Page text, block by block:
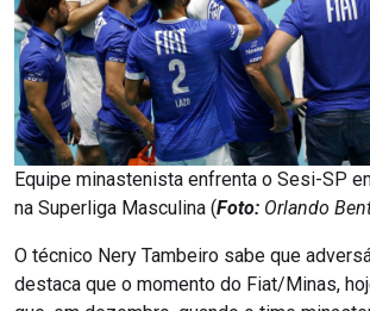
Equipe minastenista enfrenta o Sesi-SP
na Superliga Masculina (Foto: Orlando
O técnico Nery Tambeiro sabe que
destaca que o momento do Fiat/Minas,